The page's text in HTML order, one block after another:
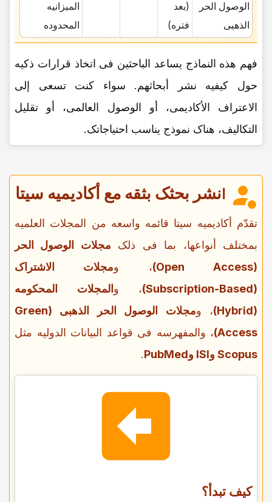
الوصول الحر
الذهبی
(بعد
فتره)
المیزانیه
المحدوده
فهم هذه النماذج یساعد الباحثین فی اتخاذ قرارات ذکیه
حول کیفیه نشر أبحاثهم. سواء کنت تسعى إلى
الاعتراف الأکادیمی، أو الوصول العالمی، أو تقلیل
التکالیف، هناک نموذج یناسب احتیاجاتک.
نشر بحثک بثقه مع أکادیمیه سیتا
تقدّم أکادیمیه سیتا قائمه واسعه من المجلات العلمیه
بمختلف أنواعها، بما فی ذلک مجلات الوصول الحر
(Open Access)
، ومجلات الاشتراک
(Subscription-Based)
، و المجلات المحکومه
(Hybrid)
، و
مجلات الوصول الحر الذهبی (Green
Access) ، والمفهرسه فی قواعد البیانات الدولیه مثل
Scopus وISI وPubMed
.
کیف تبدأ؟